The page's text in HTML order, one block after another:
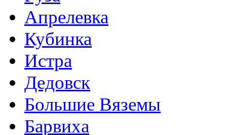
Апрелевка
Кубинка
Истра
Дедовск
Большие Вяземы
Барвиха